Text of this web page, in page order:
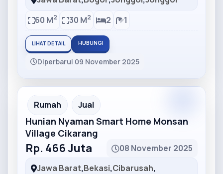
60 M2 30 M2 2 1
LIHAT DETAIL HUBUNGI
Diperbarui 09 November 2025
Partner Ad
Rumah Jual
Hunian Nyaman Smart Home Monsan
Village Cikarang
Rp. 466 Juta
08 November 2025
Jawa Barat,Bekasi,Cibarusah,